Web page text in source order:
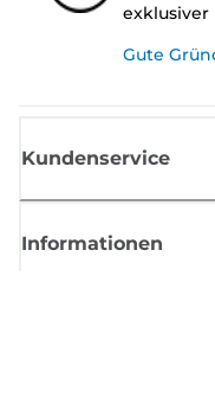
exklusiver
Gute
Kundenservice
Informationen